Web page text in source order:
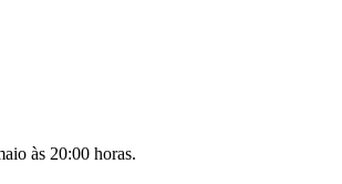
às 20:00 horas.